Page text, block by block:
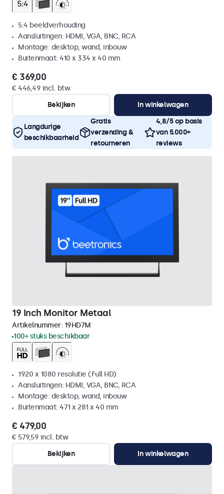
5:4 beeldverhouding
Aansluitingen: HDMI, VGA, BNC, RCA
Montage: desktop, wand, inbouw
Buitenmaat: 410 x 334 x 40 mm
€ 369,00
€ 446,49 incl. btw
Bekijken
In winkelwagen
Langdurige
beschikbaarheid
Gratis
verzending &
retourneren
4,8/5 op basis
van 5.000+
reviews
19 Inch Monitor Metaal
Artikelnummer: 19HD7M
100+ stuks beschikbaar
1920 x 1080 resolutie (Full HD)
Aansluitingen: HDMI, VGA, BNC, RCA
Montage: desktop, wand, inbouw
Buitenmaat: 471 x 281 x 40 mm
€ 479,00
€ 579,59 incl. btw
Bekijken
In winkelwagen